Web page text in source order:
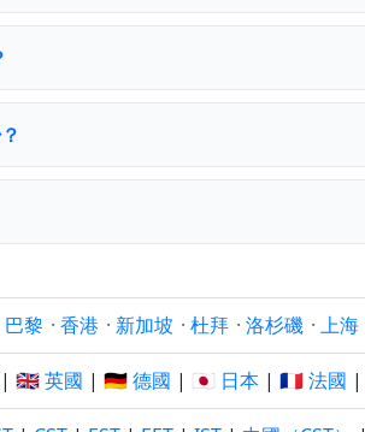
巴黎 · 香港 · 新加坡 · 杜拜 · 洛杉磯 · 上海
| 🇬🇧 英國 | 🇩🇪 德國 | 🇯🇵 日本 | 🇫🇷 法國 |